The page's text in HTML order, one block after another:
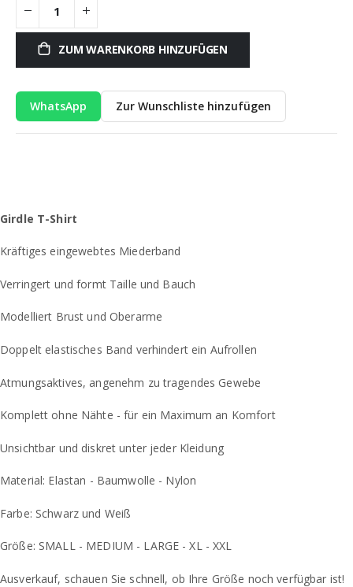
ZUM WARENKORB HINZUFÜGEN
WhatsApp Zur Wunschliste hinzufügen
Girdle T-Shirt
Kräftiges eingewebtes Miederband
Verringert und formt Taille und Bauch
Modelliert Brust und Oberarme
Doppelt elastisches Band verhindert ein Aufrollen
Atmungsaktives, angenehm zu tragendes Gewebe
Komplett ohne Nähte - für ein Maximum an Komfort
Unsichtbar und diskret unter jeder Kleidung
Material: Elastan - Baumwolle - Nylon
Farbe: Schwarz und Weiß
Größe: SMALL - MEDIUM - LARGE - XL - XXL
Ausverkauf, schauen Sie schnell, ob Ihre Größe noch verfügbar ist!